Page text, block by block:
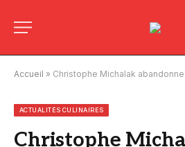
Accueil » Christophe Michalak abandonne ses boutiques : la
ACTUALITÉS CULINAIRES
Christophe